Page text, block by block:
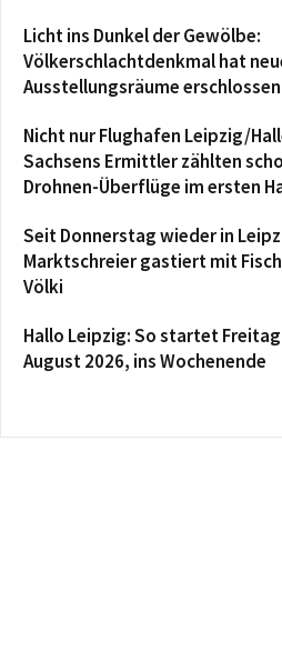
Licht ins Dunkel der Gewölbe:
Völkerschlachtdenkmal hat
Ausstellungsräume erschlossen
Nicht nur Flughafen Leipzig/
Sachsens Ermittler zählten
Drohnen-Überflüge im ersten
Seit Donnerstag wieder in
Marktschreier gastiert mit
Völki
Hallo Leipzig: So startet
August 2026, ins Wochenende